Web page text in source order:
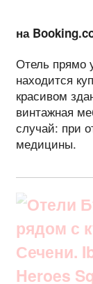
на
Отель прямо
находится
красивом
винтажная
случай: при
медицины.